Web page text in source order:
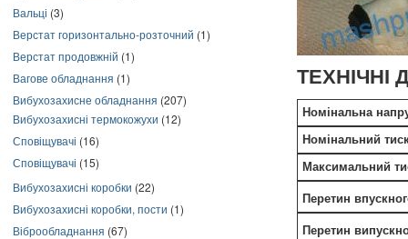
Вальці (3)
Верстат горизонтально-розточний (1)
Верстат продовжній (1)
Вагове обладнання (1)
Вибухозахисне обладнання (207)
Вибухозахисні термокожухи (12)
Сповіщувачі (16)
Сповіщувачі (15)
Вибухозахисні коробки (22)
Вибухозахисні коробки, пости (1)
Віброобладнання (67)
ТЕХНІЧНІ
Номінальна
Номінальний
Максимальний
Перетин
Перетин